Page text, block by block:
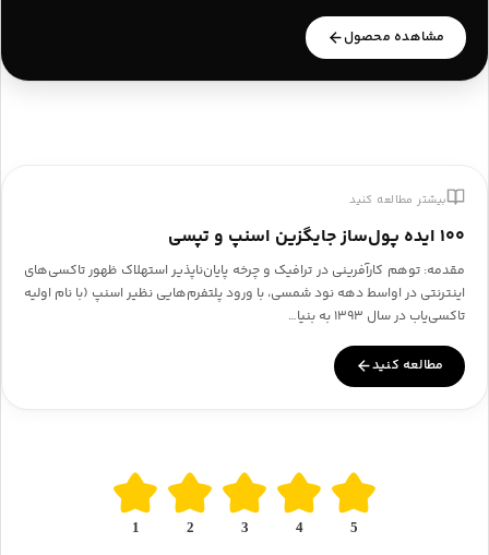
مشاهده محصول
بیشتر مطالعه کنید
۱۰۰ ایده پول‌ساز جایگزین اسنپ و تپسی
مقدمه: توهم کارآفرینی در ترافیک و چرخه پایان‌ناپذیر استهلاک ظهور تاکسی‌های
اینترنتی در اواسط دهه نود شمسی، با ورود پلتفرم‌هایی نظیر اسنپ (با نام اولیه
تاکسی‌یاب در سال ۱۳۹۳ به بنیا…
مطالعه کنید
5
4
3
2
1